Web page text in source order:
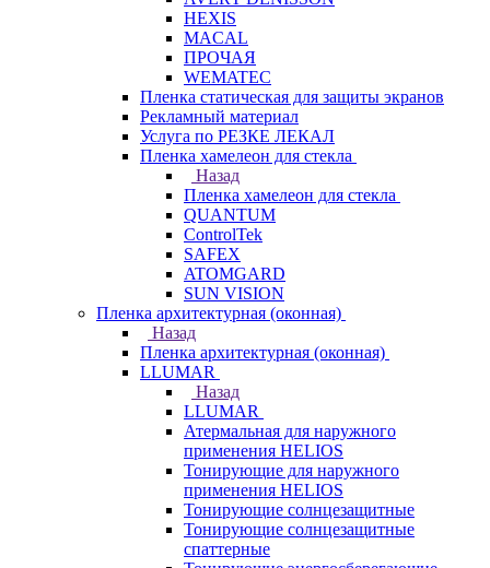
HEXIS
MACAL
ПРОЧАЯ
WEMATEC
Пленка статическая для защиты экранов
Рекламный материал
Услуга по РЕЗКЕ ЛЕКАЛ
Пленка хамелеон для стекла
Назад
Пленка хамелеон для стекла
QUANTUM
ControlTek
SAFEX
ATOMGARD
SUN VISION
Пленка архитектурная (оконная)
Назад
Пленка архитектурная (оконная)
LLUMAR
Назад
LLUMAR
Атермальная для наружного
применения HELIOS
Тонирующие для наружного
применения HELIOS
Тонирующие солнцезащитные
Тонирующие солнцезащитные
спаттерные